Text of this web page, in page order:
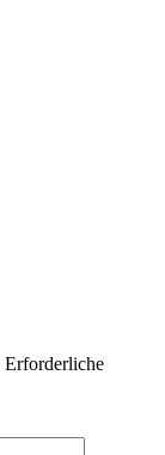
Erforderliche